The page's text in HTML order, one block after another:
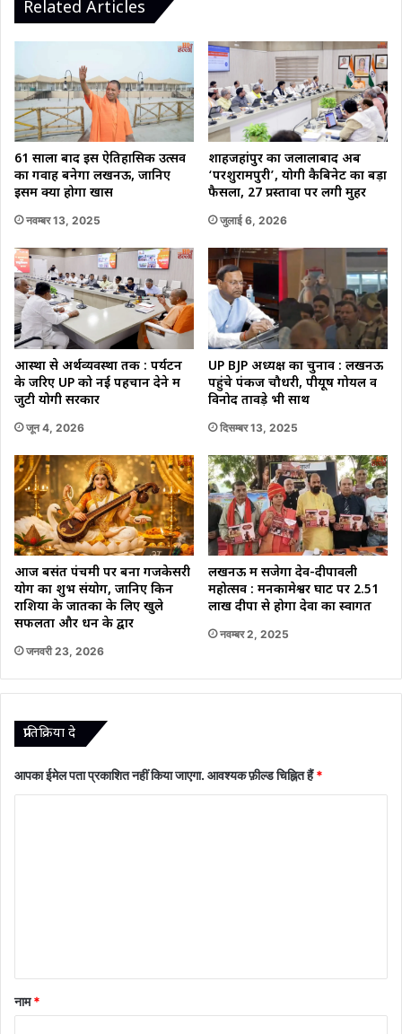
Related Articles
61 सालों बाद इस ऐतिहासिक उत्सव
का गवाह बनेगा लखनऊ, जानिए
इसमें क्या होगा खास
नवम्बर 13, 2025
शाहजहांपुर का जलालाबाद अब
‘परशुरामपुरी’, योगी कैबिनेट का बड़ा
फैसला, 27 प्रस्तावों पर लगी मुहर
जुलाई 6, 2026
आस्था से अर्थव्यवस्था तक : पर्यटन
के जरिए UP को नई पहचान देने में
जुटी योगी सरकार
जून 4, 2026
UP BJP अध्यक्ष का चुनाव : लखनऊ
पहुंचे पंकज चौधरी, पीयूष गोयल व
विनोद तावड़े भी साथ
दिसम्बर 13, 2025
आज बसंत पंचमी पर बना गजकेसरी
योग का शुभ संयोग, जानिए किन
राशियों के जातकों के लिए खुले
सफलता और धन के द्वार
जनवरी 23, 2026
लखनऊ में सजेगा देव-दीपावली
महोत्सव : मनकामेश्वर घाट पर 2.51
लाख दीपों से होगा देवों का स्वागत
नवम्बर 2, 2025
प्रातिक्रिया दे
आपका ईमेल पता प्रकाशित नहीं किया जाएगा. आवश्यक फ़ील्ड चिह्नित हैं*
नाम*